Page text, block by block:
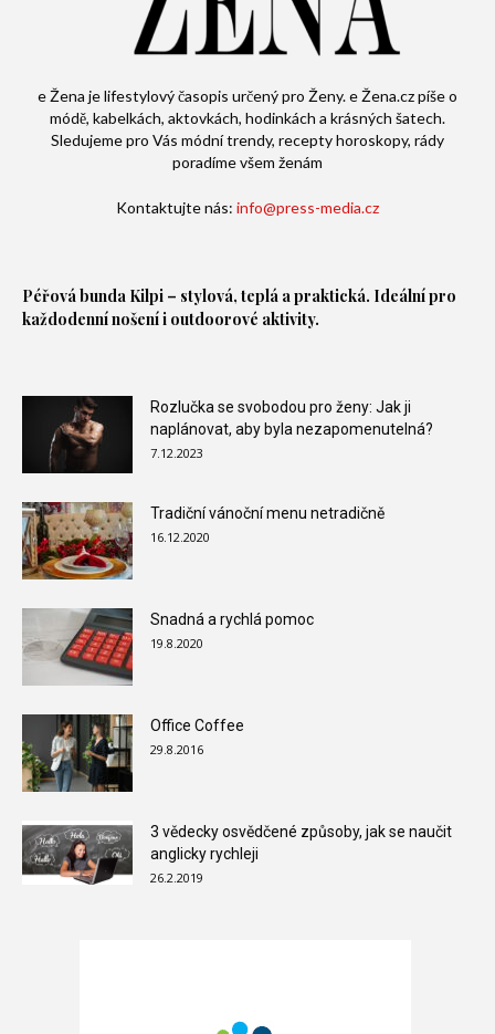
e Žena je lifestylový časopis určený pro Ženy. e Žena.cz píše o
módě, kabelkách, aktovkách, hodinkách a krásných šatech.
Sledujeme pro Vás módní trendy, recepty horoskopy, rády
poradíme všem ženám
Kontaktujte nás: info@press-media.cz
Péřová bunda Kilpi – stylová, teplá a praktická. Ideální pro
každodenní nošení i outdoorové aktivity.
Rozlučka se svobodou pro ženy: Jak ji
naplánovat, aby byla nezapomenutelná?
7.12.2023
Tradiční vánoční menu netradičně
16.12.2020
Snadná a rychlá pomoc
19.8.2020
Office Coffee
29.8.2016
3 vědecky osvědčené způsoby, jak se naučit
anglicky rychleji
26.2.2019